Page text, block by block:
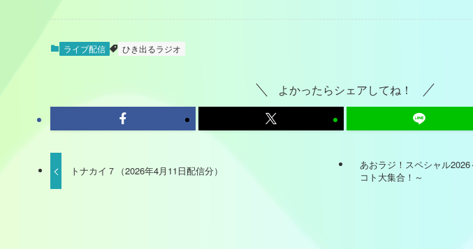
ライブ配信 ひき出るラジオ
よかったらシェアしてね！
トナカイ７（2026年4月11日配信分）
あおラジ！スペシャル2026
コト大集合！～